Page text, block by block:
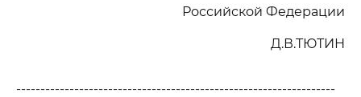
Российской Федерации
Д.В.ТЮТИН
------------------------------------------------------------------